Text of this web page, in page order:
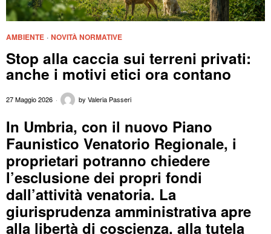
AMBIENTE · NOVITÀ NORMATIVE
Stop alla caccia sui terreni privati:
anche i motivi etici ora contano
27 Maggio 2026 by Valeria Passeri
In Umbria, con il nuovo Piano
Faunistico Venatorio Regionale, i
proprietari potranno chiedere
l’esclusione dei propri fondi
dall’attività venatoria. La
giurisprudenza amministrativa apre
alla libertà di coscienza, alla tutela